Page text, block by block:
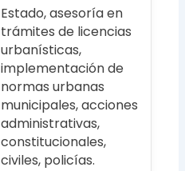
Estado, asesoría en
trámites de licencias
urbanísticas,
implementación de
normas urbanas
municipales, acciones
administrativas,
constitucionales,
civiles, policías.